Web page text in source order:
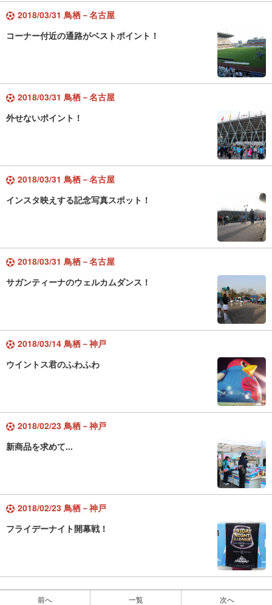
2018/03/31 鳥栖－名古屋
コーナー付近の通路がベストポイント！
2018/03/31 鳥栖－名古屋
外せないポイント！
2018/03/31 鳥栖－名古屋
インスタ映えする記念写真スポット！
2018/03/31 鳥栖－名古屋
サガンティーナのウェルカムダンス！
2018/03/14 鳥栖－神戸
ウイントス君のふわふわ
2018/02/23 鳥栖－神戸
新商品を求めて...
2018/02/23 鳥栖－神戸
フライデーナイト開幕戦！
前へ 一覧 次へ